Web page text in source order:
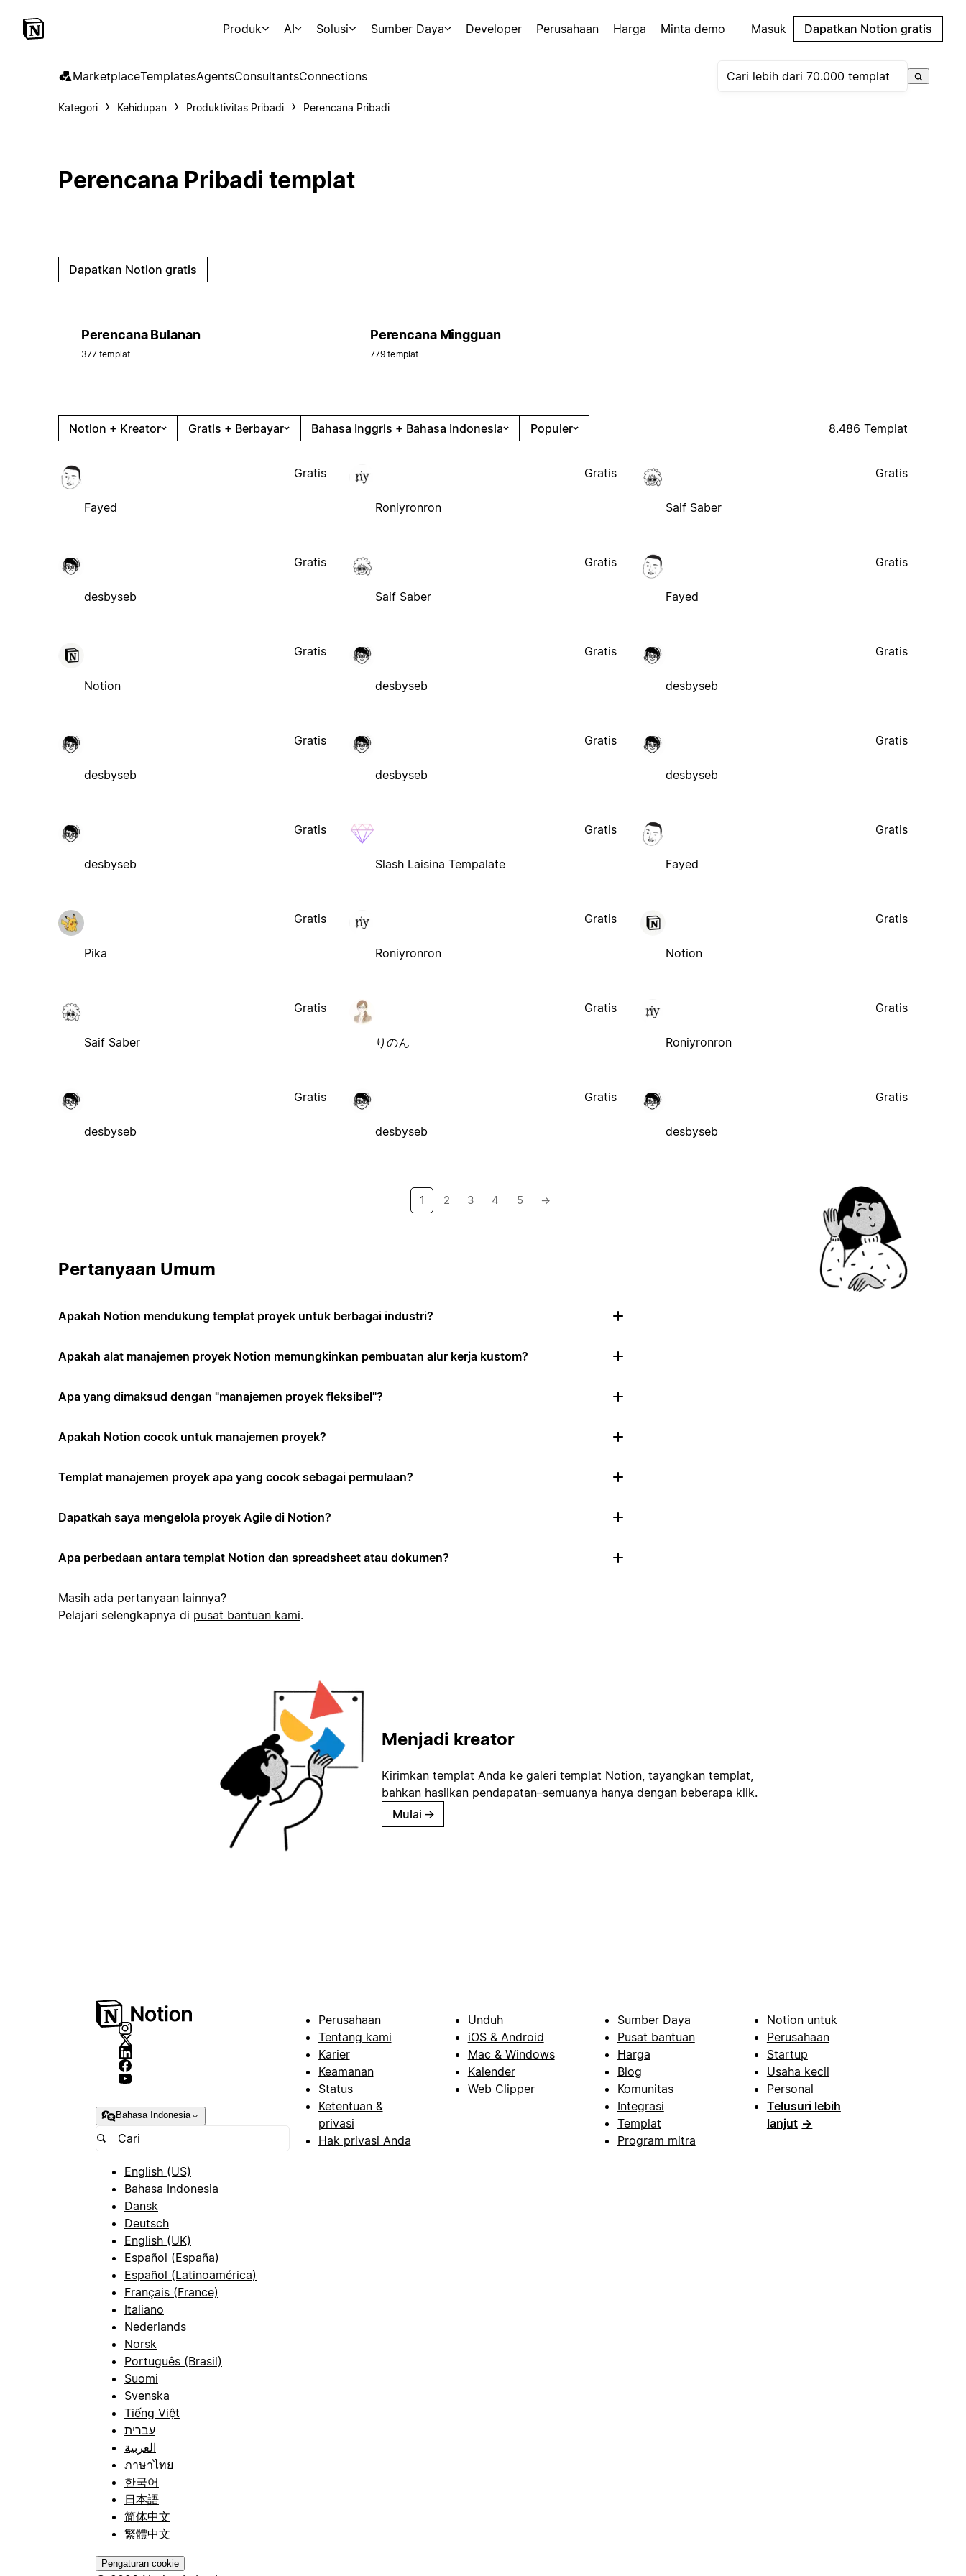
Produk AI Solusi Sumber Daya Developer Perusahaan Harga Minta demo Masuk Dapatkan Notion gratis
MarketplaceTemplatesAgentsConsultantsConnections
Kategori Kehidupan Produktivitas Pribadi Perencana Pribadi
Perencana Pribadi templat
Dapatkan Notion gratis
Perencana Bulanan
377 templat
Perencana Mingguan
779 templat
Notion + Kreator Gratis + Berbayar Bahasa Inggris + Bahasa Indonesia Populer 8.486 Templat
Fayed
Gratis
Roniyronron
Gratis
Saif Saber
Gratis
desbyseb
Gratis
Saif Saber
Gratis
Fayed
Gratis
Notion
Gratis
desbyseb
Gratis
desbyseb
Gratis
desbyseb
Gratis
desbyseb
Gratis
desbyseb
Gratis
desbyseb
Gratis
Slash Laisina Tempalate
Gratis
Fayed
Gratis
Pika
Gratis
Roniyronron
Gratis
Notion
Gratis
Saif Saber
Gratis
りのん
Gratis
Roniyronron
Gratis
desbyseb
Gratis
desbyseb
Gratis
desbyseb
Gratis
1 2 3 4 5 →
Pertanyaan Umum
Apakah Notion mendukung templat proyek untuk berbagai industri?
Apakah alat manajemen proyek Notion memungkinkan pembuatan alur kerja kustom?
Apa yang dimaksud dengan "manajemen proyek fleksibel"?
Apakah Notion cocok untuk manajemen proyek?
Templat manajemen proyek apa yang cocok sebagai permulaan?
Dapatkah saya mengelola proyek Agile di Notion?
Apa perbedaan antara templat Notion dan spreadsheet atau dokumen?
Masih ada pertanyaan lainnya?
Pelajari selengkapnya di pusat bantuan kami.
Menjadi kreator
Kirimkan templat Anda ke galeri templat Notion, tayangkan templat,
bahkan hasilkan pendapatan–semuanya hanya dengan beberapa klik.
Mulai →
Bahasa Indonesia
English (US)
Bahasa Indonesia
Dansk
Deutsch
English (UK)
Español (España)
Español (Latinoamérica)
Français (France)
Italiano
Nederlands
Norsk
Português (Brasil)
Suomi
Svenska
Tiếng Việt
עברית
العربية
ภาษาไทย
한국어
日本語
简体中文
繁體中文
Pengaturan cookie
Perusahaan
Tentang kami
Karier
Keamanan
Status
Ketentuan &
privasi
Hak privasi Anda
Unduh
iOS & Android
Mac & Windows
Kalender
Web Clipper
Sumber Daya
Pusat bantuan
Harga
Blog
Komunitas
Integrasi
Templat
Program mitra
Notion untuk
Perusahaan
Startup
Usaha kecil
Personal
Telusuri lebih
lanjut →